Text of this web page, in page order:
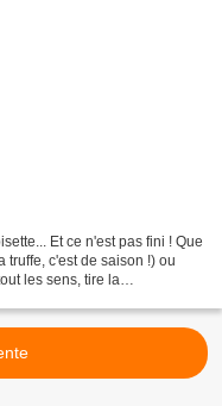
Et ce n'est pas fini ! Que
truffe, c'est de saison !) ou
les sens, tire la